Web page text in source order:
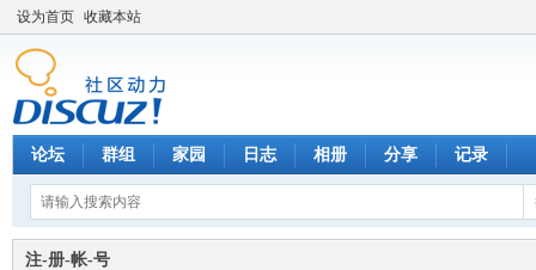
设为首页 收藏本站
论坛 群组 家园 日志 相册 分享 记录
注-册-帐-号